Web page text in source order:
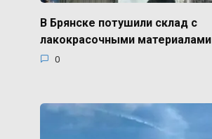
В Брянске потушили склад с
лакокрасочными материалами
0